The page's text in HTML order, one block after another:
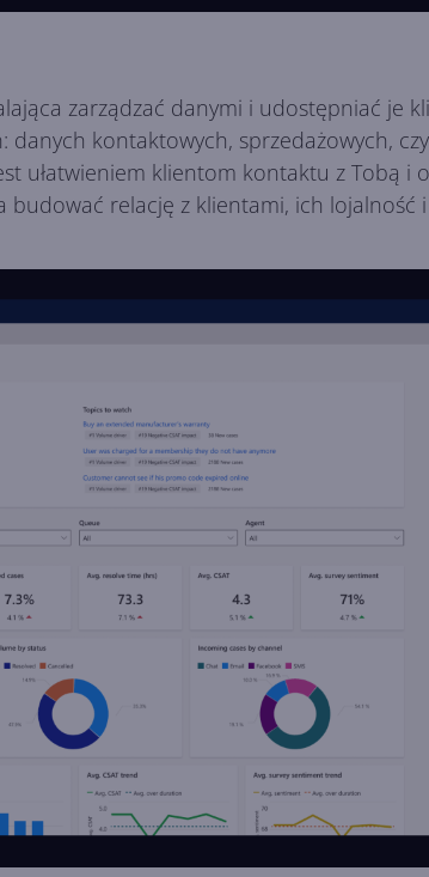
zarządzać danymi i udostępniać je
kontaktowych, sprzedażowych,
ułatwieniem klientom kontaktu z Tobą i
relację z klientami, ich lojalność